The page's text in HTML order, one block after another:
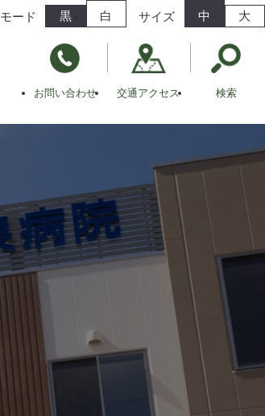
モード 黒 白 サイズ 中 大
お問い合わせ 交通アクセス 検索